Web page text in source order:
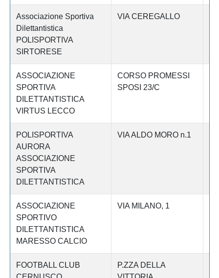
Associazione Sportiva
Dilettantistica
POLISPORTIVA
SIRTORESE
VIA CEREGALLO
ASSOCIAZIONE
SPORTIVA
DILETTANTISTICA
VIRTUS LECCO
CORSO PROMESSI
SPOSI 23/C
POLISPORTIVA
AURORA
ASSOCIAZIONE
SPORTIVA
DILETTANTISTICA
VIA ALDO MORO n.1
ASSOCIAZIONE
SPORTIVO
DILETTANTISTICA
MARESSO CALCIO
VIA MILANO, 1
FOOTBALL CLUB
P.ZZA DELLA